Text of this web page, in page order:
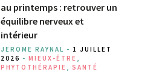
au printemps : retrouver un
équilibre nerveux et
intérieur
JEROME RAYNAL - 1 JUILLET
2026 - MIEUX-ÊTRE ,
PHYTOTHÉRAPIE , SANTÉ